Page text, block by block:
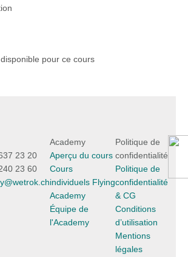
pour ce cours
23 20
23 60
Academy
Aperçu du cours
Cours
individuels Flying
Academy
Équipe de
l'Academy
Politique de
confidentialité
Politique de
confidentialité
& CG
Conditions
d’utilisation
Mentions
légales